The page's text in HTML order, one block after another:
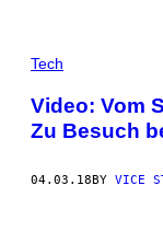
Tech
Video: Vom
Zu Besuch
04.03.18BY VICE